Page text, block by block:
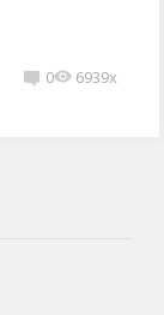
0 6939x